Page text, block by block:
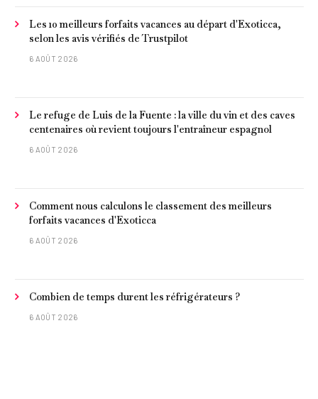
Les 10 meilleurs forfaits vacances au départ d'Exoticca,
selon les avis vérifiés de Trustpilot
6 AOÛT 2026
Le refuge de Luis de la Fuente : la ville du vin et des caves
centenaires où revient toujours l'entraîneur espagnol
6 AOÛT 2026
Comment nous calculons le classement des meilleurs
forfaits vacances d'Exoticca
6 AOÛT 2026
Combien de temps durent les réfrigérateurs ?
6 AOÛT 2026